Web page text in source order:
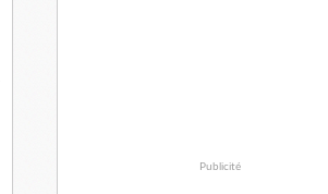
Publicité